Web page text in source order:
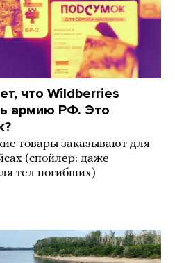
что Wildberries
армию РФ. Это
товары заказывают для
(спойлер: даже
тел погибших)